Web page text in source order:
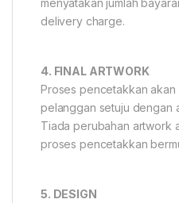
menyatakan jumlah
delivery charge.
4. FINAL ARTWORK
Proses pencetakkan akan
pelanggan setuju dengan
Tiada perubahan artwork
proses pencetakkan
5. DESIGN